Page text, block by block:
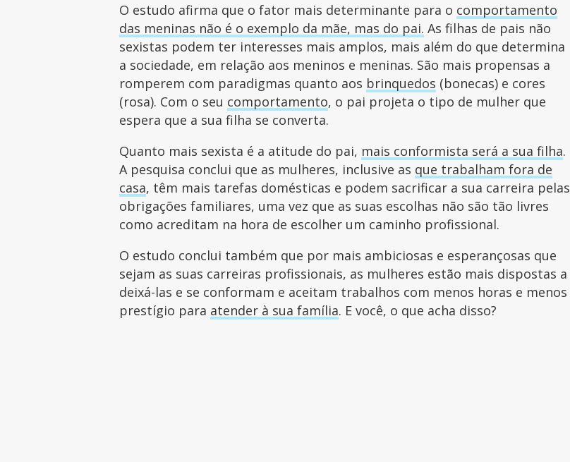
O estudo afirma que o fator mais determinante para o comportamento
das meninas não é o exemplo da mãe, mas do pai. As filhas de pais não
sexistas podem ter interesses mais amplos, mais além do que determina
a sociedade, em relação aos meninos e meninas. São mais propensas a
romperem com paradigmas quanto aos brinquedos (bonecas) e cores
(rosa). Com o seu comportamento, o pai projeta o tipo de mulher que
espera que a sua filha se converta.
Quanto mais sexista é a atitude do pai, mais conformista será a sua filha.
A pesquisa conclui que as mulheres, inclusive as que trabalham fora de
casa, têm mais tarefas domésticas e podem sacrificar a sua carreira pelas
obrigações familiares, uma vez que as suas escolhas não são tão livres
como acreditam na hora de escolher um caminho profissional.
O estudo conclui também que por mais ambiciosas e esperançosas que
sejam as suas carreiras profissionais, as mulheres estão mais dispostas a
deixá-las e se conformam e aceitam trabalhos com menos horas e menos
prestígio para atender à sua família. E você, o que acha disso?